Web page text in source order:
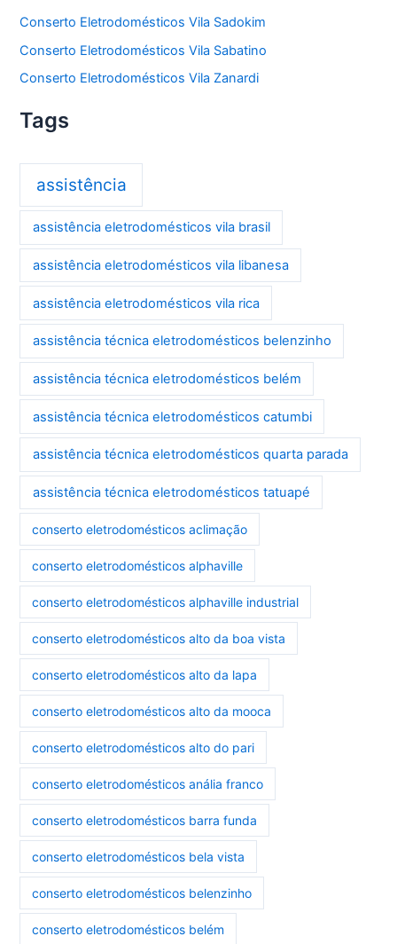
Conserto Eletrodomésticos Vila Sadokim
Conserto Eletrodomésticos Vila Sabatino
Conserto Eletrodomésticos Vila Zanardi
Tags
assistência
assistência eletrodomésticos vila brasil
assistência eletrodomésticos vila libanesa
assistência eletrodomésticos vila rica
assistência técnica eletrodomésticos belenzinho
assistência técnica eletrodomésticos belém
assistência técnica eletrodomésticos catumbi
assistência técnica eletrodomésticos quarta parada
assistência técnica eletrodomésticos tatuapé
conserto eletrodomésticos aclimação
conserto eletrodomésticos alphaville
conserto eletrodomésticos alphaville industrial
conserto eletrodomésticos alto da boa vista
conserto eletrodomésticos alto da lapa
conserto eletrodomésticos alto da mooca
conserto eletrodomésticos alto do pari
conserto eletrodomésticos anália franco
conserto eletrodomésticos barra funda
conserto eletrodomésticos bela vista
conserto eletrodomésticos belenzinho
conserto eletrodomésticos belém